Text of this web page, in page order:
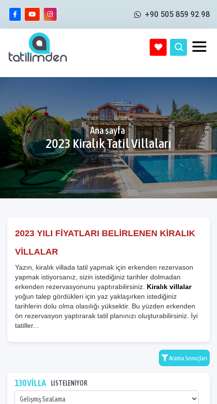
+90 505 859 92 98
Ana sayfa
2023 Kiralık Tatil Villaları
2023 YILI FİYATLARI BELİRLENEN KİRALIK
VİLLALAR
Yazın, kiralık villada tatil yapmak için erkenden rezervason
yapmak istiyorsanız, sizin istediğiniz tarihler dolmadan
erkenden rezervasyonunu yaptırabilirsiniz. Kiralık villalar
yoğun talep gördükleri için yaz yaklaşırken istediğiniz
tarihlerin dolu olma olasılığı yüksektir. Bu yüzden erkenden
ön rezervasyon yaptırarak tatil planınızı oluşturabilirsiniz. İyi
tatiller...
Arama Sonuçları
130 VİLLA LİSTELENİYOR